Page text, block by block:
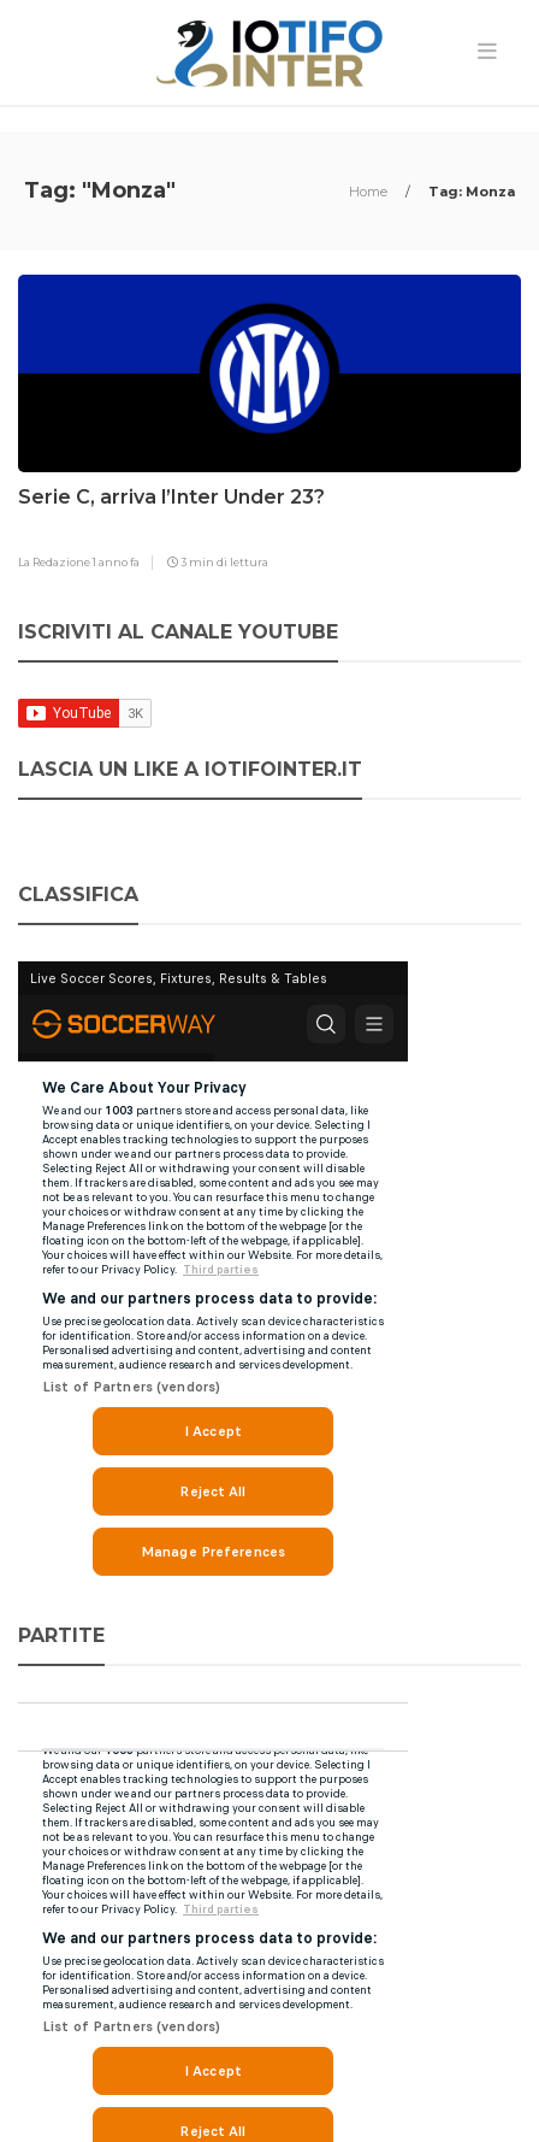
Tag: "Monza" Home / Tag: Monza
Serie C, arriva l’Inter Under 23?
La Redazione1 anno fa 3 min di lettura
ISCRIVITI AL CANALE YOUTUBE
LASCIA UN LIKE A IOTIFOINTER.IT
CLASSIFICA
PARTITE